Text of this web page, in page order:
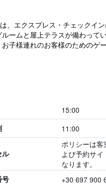
、エクスプレス・チェックイ
ームと屋上テラスが備わって
子様連れのお客様のためのゲ
15:00
11:00
ル
ポリシーは客
よび予約サ
なります。
号 +30 697 900